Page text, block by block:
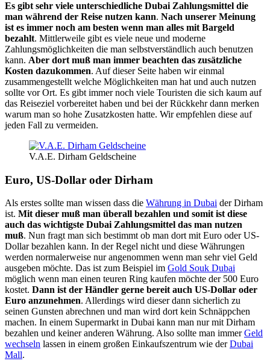
Es gibt sehr viele unterschiedliche Dubai Zahlungsmittel die
man während der Reise nutzen kann. Nach unserer Meinung
ist es immer noch am besten wenn man alles mit Bargeld
bezahlt. Mittlerweile gibt es viele neue und moderne
Zahlungsmöglichkeiten die man selbstverständlich auch benutzen
kann. Aber dort muß man immer beachten das zusätzliche
Kosten dazukommen. Auf dieser Seite haben wir einmal
zusammengestellt welche Möglichkeiten man hat und auch nutzen
sollte vor Ort. Es gibt immer noch viele Touristen die sich kaum auf
das Reiseziel vorbereitet haben und bei der Rückkehr dann merken
warum man so hohe Zusatzkosten hatte. Wir empfehlen diese auf
jeden Fall zu vermeiden.
V.A.E. Dirham Geldscheine
Euro, US-Dollar oder Dirham
Als erstes sollte man wissen dass die Währung in Dubai der Dirham
ist. Mit dieser muß man überall bezahlen und somit ist diese
auch das wichtigste Dubai Zahlungsmittel das man nutzen
muß. Nun fragt man sich bestimmt ob man dort mit Euro oder US-
Dollar bezahlen kann. In der Regel nicht und diese Währungen
werden normalerweise nur angenommen wenn man sehr viel Geld
ausgeben möchte. Das ist zum Beispiel im Gold Souk Dubai
möglich wenn man einen teuren Ring kaufen möchte der 500 Euro
kostet. Dann ist der Händler gerne bereit auch US-Dollar oder
Euro anzunehmen. Allerdings wird dieser dann sicherlich zu
seinen Gunsten abrechnen und man wird dort kein Schnäppchen
machen. In einem Supermarkt in Dubai kann man nur mit Dirham
bezahlen und keiner anderen Währung. Also sollte man immerGeld
wechseln lassen in einem großen Einkaufszentrum wie derDubai
Mall.